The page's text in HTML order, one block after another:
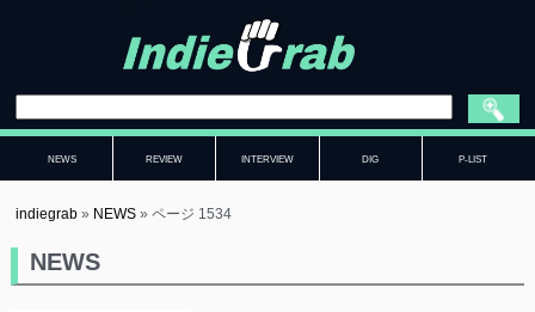
NEWS REVIEW INTERVIEW DIG P-LIST
indiegrab » NEWS »ページ 1534
NEWS